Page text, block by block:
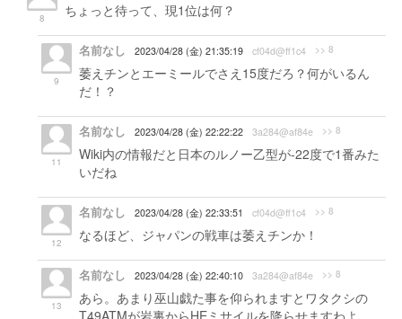
8 ちょっと待って、現1位は何？
9
名前なし 2023/04/28 (金) 21:35:19 cf04d@ff1c4 >> 8
萎えチンとエーミールでさえ15度だろ？何がいるん
だ！？
11
名前なし 2023/04/28 (金) 22:22:22 3a284@af84e >> 8
Wiki内の情報だと日本のルノー乙型が-22度で1番みた
いだね
12
名前なし 2023/04/28 (金) 22:33:51 cf04d@ff1c4 >> 8
なるほど、ジャパンの戦車は萎えチンか！
13
名前なし 2023/04/28 (金) 22:40:10 3a284@af84e >> 8
あら。あまり巫山戯た事を仰られますとワタクシの
T49ATMが岩裏からHEミサイルを降らせますわよ